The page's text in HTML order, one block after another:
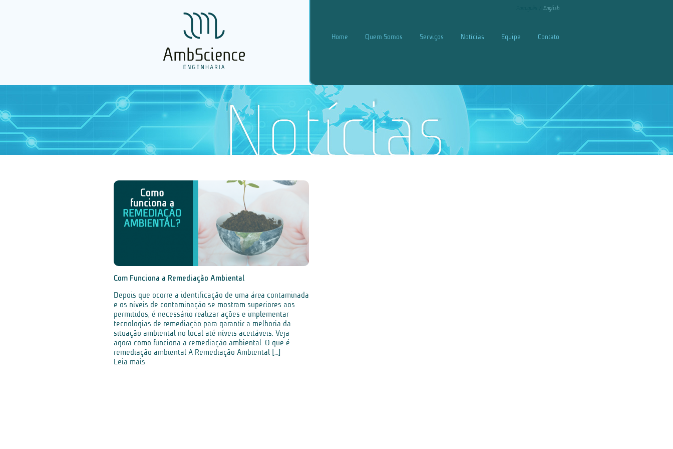
English
Home Quem Somos Serviços Notícias Equipe Contato
Com Funciona a Remediação Ambiental
Depois que ocorre a identificação de uma área contaminada
e os níveis de contaminação se mostram superiores aos
permitidos, é necessário realizar ações e implementar
tecnologias de remediação para garantir a melhoria da
situação ambiental no local até níveis aceitáveis. Veja
agora como funciona a remediação ambiental. O que é
remediação ambiental A Remediação Ambiental […]
Leia mais